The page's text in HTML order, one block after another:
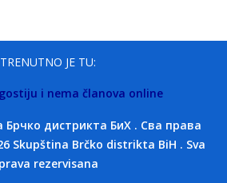
TRENUTNO JE TU:
i nema članova online
дистрикта БиХ . Сва права
Skupština Brčko distrikta BiH . Sva
prava rezervisana